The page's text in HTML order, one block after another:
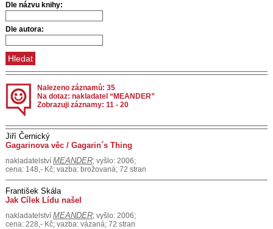
Dle názvu knihy:
Dle autora:
Nalezeno záznamů: 35
Na dotaz: nakladatel “MEANDER”
Zobrazuji záznamy: 11 - 20
Jiří Černický
Gagarinova věc / Gagarin´s Thing
nakladatelství MEANDER; vyšlo: 2006;
cena: 148,- Kč; vazba: brožovaná; 72 stran
František Skála
Jak Cílek Lídu našel
nakladatelství MEANDER; vyšlo: 2006;
cena: 228,- Kč; vazba: vázaná; 72 stran